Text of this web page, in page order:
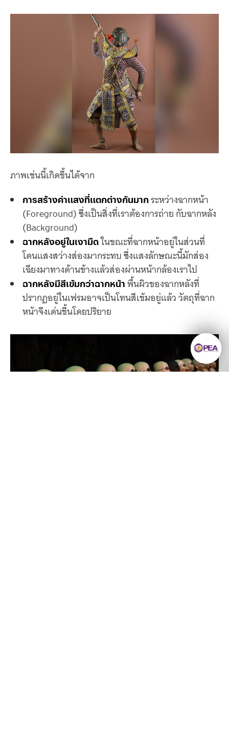
ภาพเช่นนี้เกิดขึ้นได้จาก
การสร้างค่าแสงที่แตกต่างกันมากระหว่างฉากหน้า
(Foreground) ซึ่งเป็นสิ่งที่เราต้องการถ่าย กับฉากหลัง
(Background)
ฉากหลังอยู่ในเงามืดในขณะที่ฉากหน้าอยู่ในส่วนที่
โดนแสงสว่างส่องมากระทบ ซึ่งแสงลักษณะนี้มักส่อง
เฉียงมาทางด้านข้างแล้วส่องผ่านหน้ากล้องเราไป
ฉากหลังมีสีเข้มกว่าฉากหน้า พื้นผิวของฉากหลังที่
ปรากฏอยู่ในเฟรมอาจเป็นโทนสีเข้มอยู่แล้ว วัตถุที่ฉาก
หน้าจึงเด่นขึ้นโดยปริยาย